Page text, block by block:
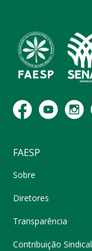
FAESP
Sobre
Diretores
Transparência
Contribuição Sindical